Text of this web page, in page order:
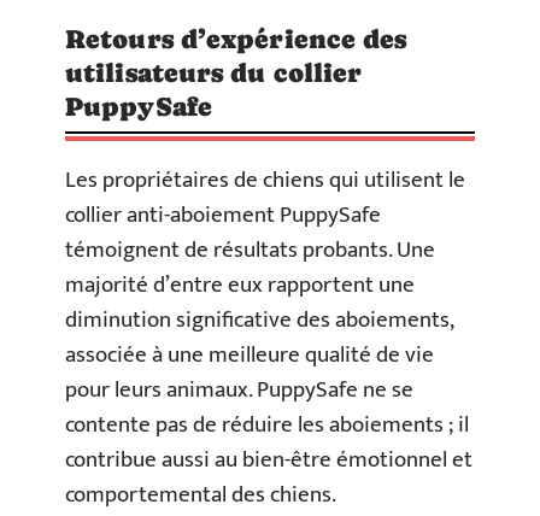
Retours d’expérience des
utilisateurs du collier
PuppySafe
Les propriétaires de chiens qui utilisent le
collier anti-aboiement PuppySafe
témoignent de résultats probants. Une
majorité d’entre eux rapportent une
diminution significative des aboiements,
associée à une meilleure qualité de vie
pour leurs animaux. PuppySafe ne se
contente pas de réduire les aboiements ; il
contribue aussi au bien-être émotionnel et
comportemental des chiens.